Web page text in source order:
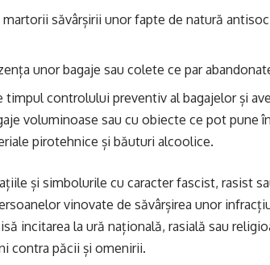
martorii săvârșirii unor fapte de natură
unor bagaje sau colete ce par
timpul controlului preventiv al bagajelor și
voluminoase sau cu obiecte ce pot pune
pirotehnice și băuturi alcoolice.
și simbolurile cu caracter fascist, rasist
vinovate de săvârșirea unor
incitarea la ură națională, rasială sau
contra păcii și omenirii.